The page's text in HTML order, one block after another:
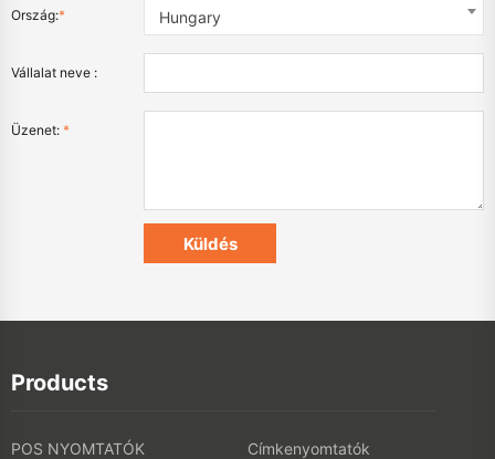
Ország:* Hungary
Vállalat neve :
Üzenet: *
Products
POS NYOMTATÓK
Címkenyomtatók